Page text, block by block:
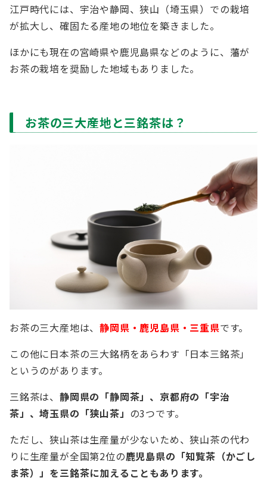
江戸時代には、宇治や静岡、狭山（埼玉県）での栽培
が拡大し、確固たる産地の地位を築きました。
ほかにも現在の宮崎県や鹿児島県などのように、藩が
お茶の栽培を奨励した地域もありました。
お茶の三大産地と三銘茶は？
お茶の三大産地は、静岡県・鹿児島県・三重県です。
この他に日本茶の三大銘柄をあらわす「日本三銘茶」
というのがあります。
三銘茶は、 静岡県の「静岡茶」、京都府の「宇治
茶」、埼玉県の「狭山茶」 の3つです。
ただし、狭山茶は生産量が少ないため、狭山茶の代わ
りに生産量が全国第2位の鹿児島県の「知覧茶（かごし
ま茶）」を三銘茶に加えることもあります。